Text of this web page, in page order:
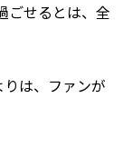
ごせるとは、全
は、ファンが